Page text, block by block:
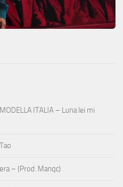
ITALIA – Luna lei mi
– (Prod. Manqc)